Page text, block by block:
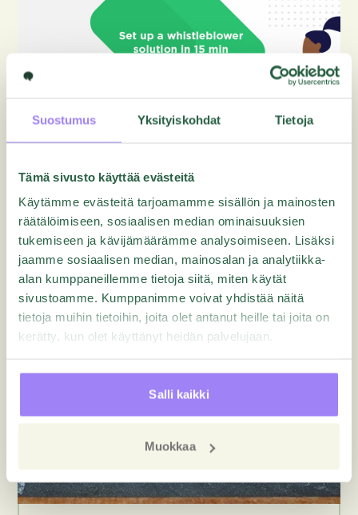
Suostumus Yksityiskohdat Tietoja
Tämä sivusto käyttää evästeitä
Käytämme evästeitä tarjoamamme sisällön ja mainosten
räätälöimiseen, sosiaalisen median ominaisuuksien
tukemiseen ja kävijämäärämme analysoimiseen. Lisäksi
jaamme sosiaalisen median, mainosalan ja analytiikka-
alan kumppaneillemme tietoja siitä, miten käytät
sivustoamme. Kumppanimme voivat yhdistää näitä
tietoja muihin tietoihin, joita olet antanut heille tai joita on
kerätty, kun olet käyttänyt heidän palvelujaan.
Salli kaikki
Muokkaa
Webinaarit
Whistleblower ratkaisu vain 15
minuutissa